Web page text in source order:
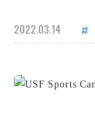
2022.03.14